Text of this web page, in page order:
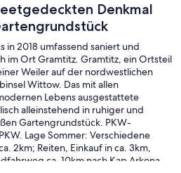
Denkmal
in 2018 umfassend saniert und
im Ort Gramtitz. Gramtitz, ein Ortsteil
Weiler auf der nordwestlichen
Wittow. Das mit allen
Lebens ausgestattete
alleinstehend in ruhiger und
Gartengrundstück. PKW-
Lage Sommer: Verschiedene
2km; Reiten, Einkauf in ca. 3km,
ca. 10km nach Kap Arkona.